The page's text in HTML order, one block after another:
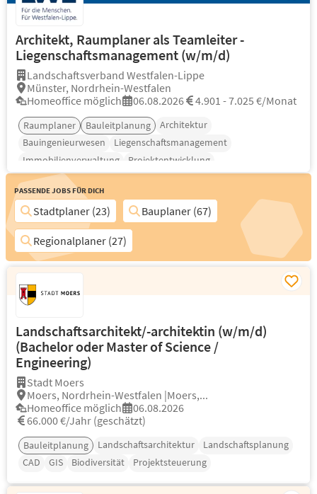
Architekt, Raumplaner als Teamleiter -
Liegenschaftsmanagement (w/m/d)
Landschaftsverband Westfalen-Lippe
Münster, Nordrhein-Westfalen
Homeoffice möglich
06.08.2026 4.901 - 7.025 €/Monat
Raumplaner Bauleitplanung
Architektur
Bauingenieurwesen
Liegenschaftsmanagement
Immobilienverwaltung
Projektentwicklung
Passende Jobs für Dich
Stadtplaner (23)
Bauplaner (67)
Regionalplaner (27)
Landschaftsarchitekt/-architektin (w/m/d)
(Bachelor oder Master of Science /
Engineering)
Stadt Moers
Moers, Nordrhein-Westfalen |Moers,...
Homeoffice möglich
06.08.2026
66.000 €/Jahr (geschätzt)
Bauleitplanung Landschaftsarchitektur
Landschaftsplanung
CAD
GIS Biodiversität Projektsteuerung